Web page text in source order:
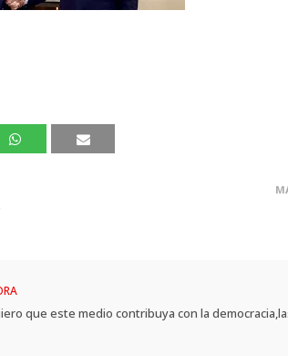
que este medio contribuya con la